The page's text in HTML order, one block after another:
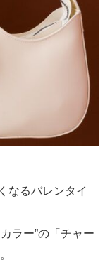
なるバレンタイ
ラー”の「チャー